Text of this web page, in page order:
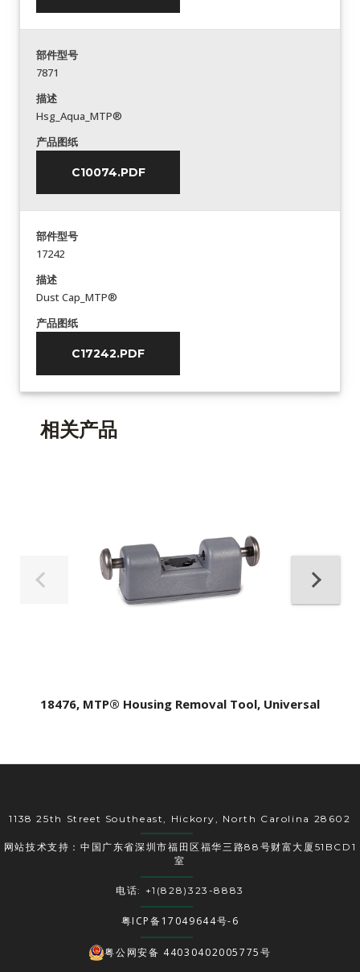
部件型号
7871
描述
Hsg_Aqua_MTP®
产品图纸
C10074.PDF
部件型号
17242
描述
Dust Cap_MTP®
产品图纸
C17242.PDF
相关产品
18476, MTP® Housing Removal Tool, Universal
1138 25th Street Southeast, Hickory, North Carolina 28602
网站技术支持：中国广东省深圳市福田区福华三路88号财富大厦51BCD1
室
电话: +1(828)323-8883
粤ICP备17049644号-6
粤公网安备 44030402005775号